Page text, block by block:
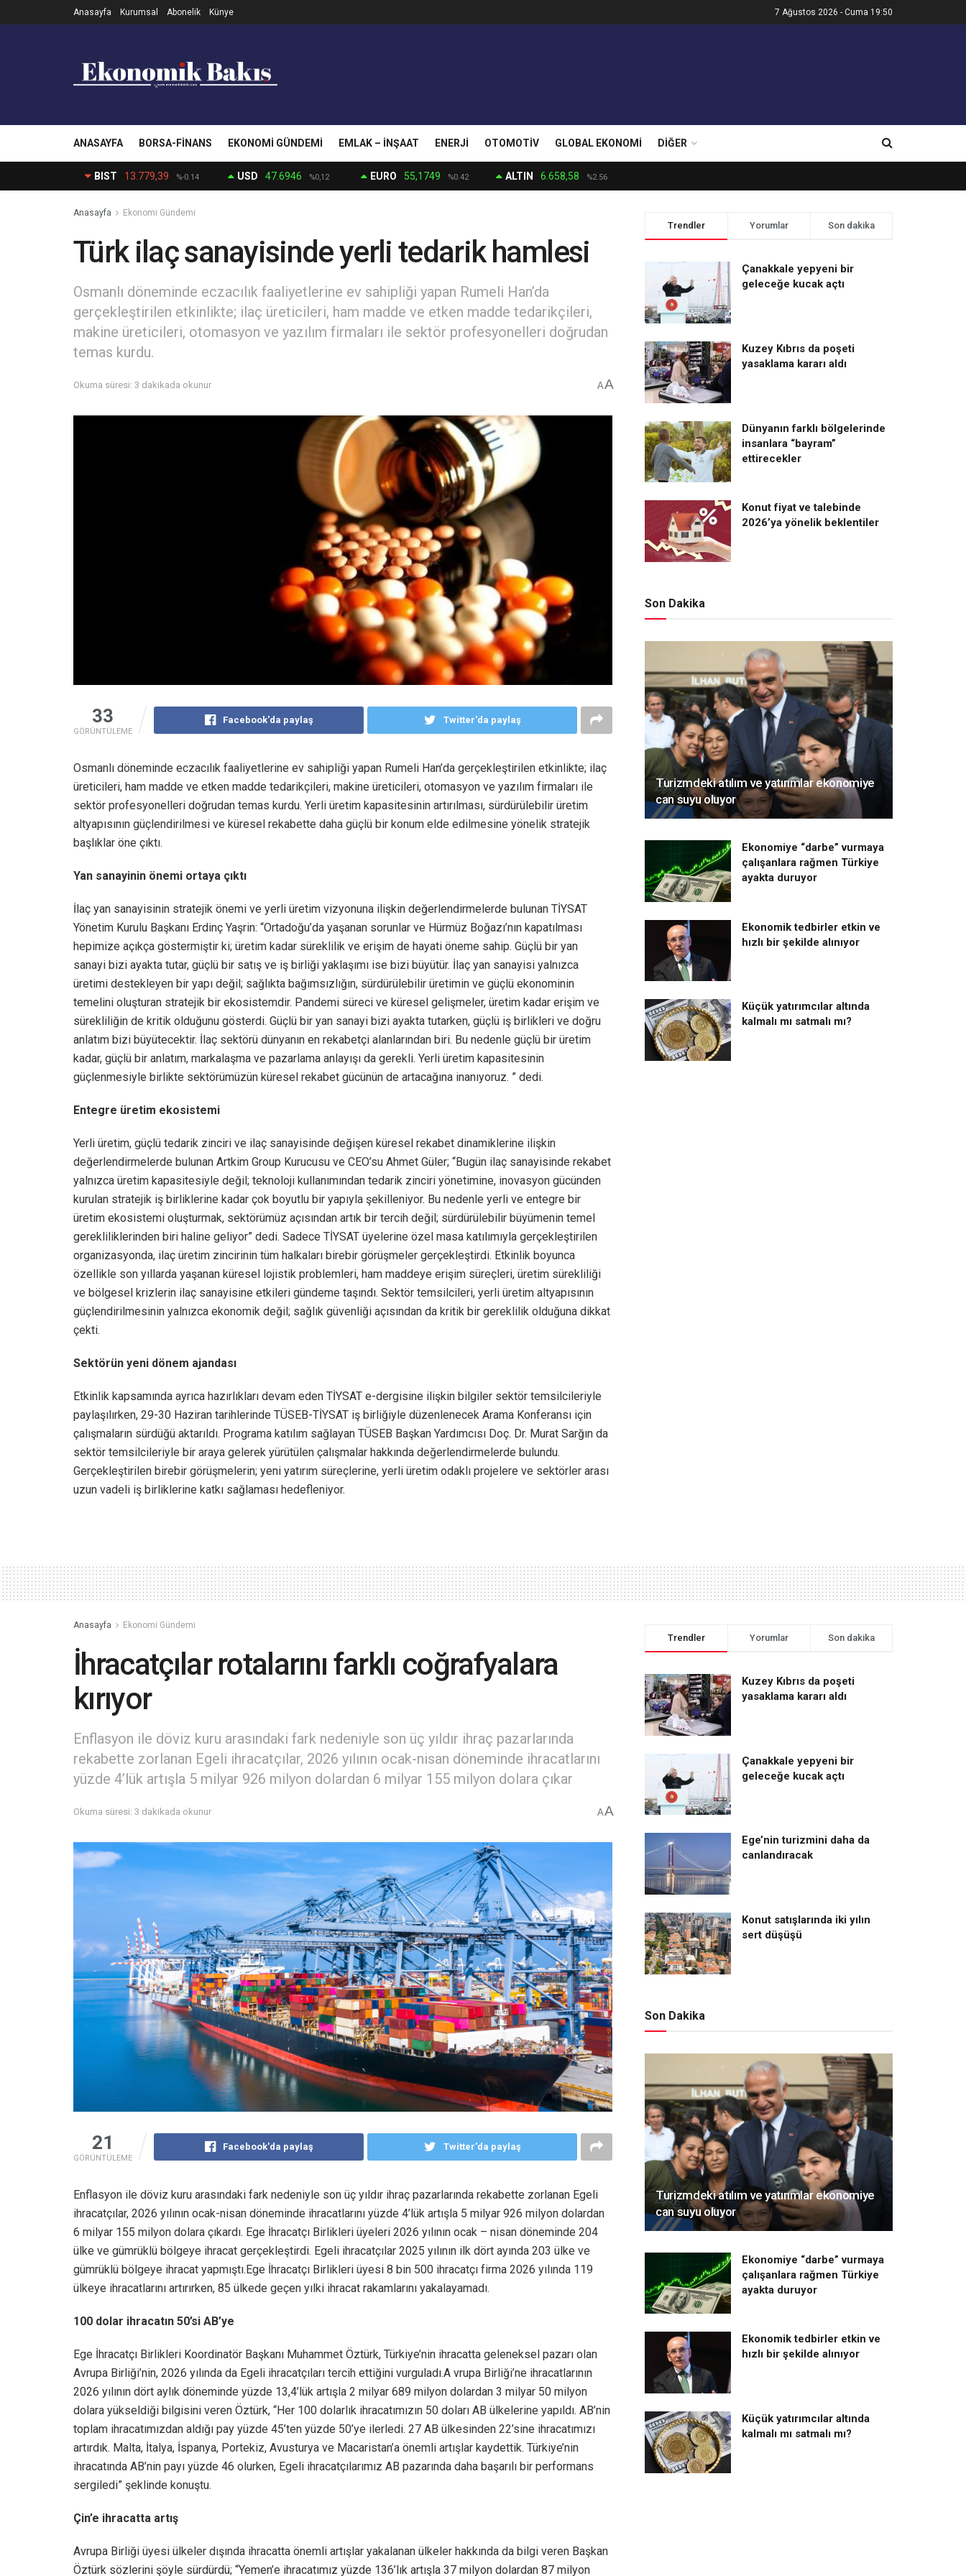
Anasayfa Kurumsal Abonelik Künye 7 Ağustos 2026 - Cuma 19:50
ANASAYFA BORSA-FINANS EKONOMI GÜNDEMI EMLAK – İNŞAAT ENERJI OTOMOTIV GLOBAL EKONOMI DIĞER
BIST 13.779,39 %-0.14 USD 47.6946 %0,12 EURO 55,1749 %0.42 ALTIN 6.658,58 %2.56
Anasayfa Ekonomi Gündemi
Türk ilaç sanayisinde yerli tedarik hamlesi
Osmanlı döneminde eczacılık faaliyetlerine ev sahipliği yapan Rumeli Han’da
gerçekleştirilen etkinlikte; ilaç üreticileri, ham madde ve etken madde tedarikçileri,
makine üreticileri, otomasyon ve yazılım firmaları ile sektör profesyonelleri doğrudan
temas kurdu.
Okuma süresi: 3 dakikada okunur AA
33
GÖRÜNTÜLEME
Facebook'da paylaş Twitter'da paylaş
Osmanlı döneminde eczacılık faaliyetlerine ev sahipliği yapan Rumeli Han’da gerçekleştirilen etkinlikte; ilaç
üreticileri, ham madde ve etken madde tedarikçileri, makine üreticileri, otomasyon ve yazılım firmaları ile
sektör profesyonelleri doğrudan temas kurdu. Yerli üretim kapasitesinin artırılması, sürdürülebilir üretim
altyapısının güçlendirilmesi ve küresel rekabette daha güçlü bir konum elde edilmesine yönelik stratejik
başlıklar öne çıktı.
Yan sanayinin önemi ortaya çıktı
İlaç yan sanayisinin stratejik önemi ve yerli üretim vizyonuna ilişkin değerlendirmelerde bulunan TİYSAT
Yönetim Kurulu Başkanı Erdinç Yaşrin: “Ortadoğu’da yaşanan sorunlar ve Hürmüz Boğazı’nın kapatılması
hepimize açıkça göstermiştir ki; üretim kadar süreklilik ve erişim de hayati öneme sahip. Güçlü bir yan
sanayi bizi ayakta tutar, güçlü bir satış ve iş birliği yaklaşımı ise bizi büyütür. İlaç yan sanayisi yalnızca
üretimi destekleyen bir yapı değil; sağlıkta bağımsızlığın, sürdürülebilir üretimin ve güçlü ekonominin
temelini oluşturan stratejik bir ekosistemdir. Pandemi süreci ve küresel gelişmeler, üretim kadar erişim ve
sürekliliğin de kritik olduğunu gösterdi. Güçlü bir yan sanayi bizi ayakta tutarken, güçlü iş birlikleri ve doğru
anlatım bizi büyütecektir. İlaç sektörü dünyanın en rekabetçi alanlarından biri. Bu nedenle güçlü bir üretim
kadar, güçlü bir anlatım, markalaşma ve pazarlama anlayışı da gerekli. Yerli üretim kapasitesinin
güçlenmesiyle birlikte sektörümüzün küresel rekabet gücünün de artacağına inanıyoruz. ” dedi.
Entegre üretim ekosistemi
Yerli üretim, güçlü tedarik zinciri ve ilaç sanayisinde değişen küresel rekabet dinamiklerine ilişkin
değerlendirmelerde bulunan Artkim Group Kurucusu ve CEO’su Ahmet Güler; “Bugün ilaç sanayisinde rekabet
yalnızca üretim kapasitesiyle değil; teknoloji kullanımından tedarik zinciri yönetimine, inovasyon gücünden
kurulan stratejik iş birliklerine kadar çok boyutlu bir yapıyla şekilleniyor. Bu nedenle yerli ve entegre bir
üretim ekosistemi oluşturmak, sektörümüz açısından artık bir tercih değil; sürdürülebilir büyümenin temel
gerekliliklerinden biri haline geliyor” dedi. Sadece TİYSAT üyelerine özel masa katılımıyla gerçekleştirilen
organizasyonda, ilaç üretim zincirinin tüm halkaları birebir görüşmeler gerçekleştirdi. Etkinlik boyunca
özellikle son yıllarda yaşanan küresel lojistik problemleri, ham maddeye erişim süreçleri, üretim sürekliliği
ve bölgesel krizlerin ilaç sanayisine etkileri gündeme taşındı. Sektör temsilcileri, yerli üretim altyapısının
güçlendirilmesinin yalnızca ekonomik değil; sağlık güvenliği açısından da kritik bir gereklilik olduğuna dikkat
çekti.
Sektörün yeni dönem ajandası
Etkinlik kapsamında ayrıca hazırlıkları devam eden TİYSAT e-dergisine ilişkin bilgiler sektör temsilcileriyle
paylaşılırken, 29-30 Haziran tarihlerinde TÜSEB-TİYSAT iş birliğiyle düzenlenecek Arama Konferansı için
çalışmaların sürdüğü aktarıldı. Programa katılım sağlayan TÜSEB Başkan Yardımcısı Doç. Dr. Murat Sarğın da
sektör temsilcileriyle bir araya gelerek yürütülen çalışmalar hakkında değerlendirmelerde bulundu.
Gerçekleştirilen birebir görüşmelerin; yeni yatırım süreçlerine, yerli üretim odaklı projelere ve sektörler arası
uzun vadeli iş birliklerine katkı sağlaması hedefleniyor.
Trendler Yorumlar Son dakika
Çanakkale yepyeni bir
geleceğe kucak açtı
Kuzey Kıbrıs da poşeti
yasaklama kararı aldı
Dünyanın farklı bölgelerinde
insanlara “bayram”
ettirecekler
Konut fiyat ve talebinde
2026’ya yönelik beklentiler
Son Dakika
Turizmdeki atılım ve yatırımlar ekonomiye
can suyu oluyor
Ekonomiye “darbe” vurmaya
çalışanlara rağmen Türkiye
ayakta duruyor
Ekonomik tedbirler etkin ve
hızlı bir şekilde alınıyor
Küçük yatırımcılar altında
kalmalı mı satmalı mı?
Anasayfa Ekonomi Gündemi
İhracatçılar rotalarını farklı coğrafyalara
kırıyor
Enflasyon ile döviz kuru arasındaki fark nedeniyle son üç yıldır ihraç pazarlarında
rekabette zorlanan Egeli ihracatçılar, 2026 yılının ocak-nisan döneminde ihracatlarını
yüzde 4’lük artışla 5 milyar 926 milyon dolardan 6 milyar 155 milyon dolara çıkar
Okuma süresi: 3 dakikada okunur AA
21
GÖRÜNTÜLEME
Facebook'da paylaş Twitter'da paylaş
Enflasyon ile döviz kuru arasındaki fark nedeniyle son üç yıldır ihraç pazarlarında rekabette zorlanan Egeli
ihracatçılar, 2026 yılının ocak-nisan döneminde ihracatlarını yüzde 4’lük artışla 5 milyar 926 milyon dolardan
6 milyar 155 milyon dolara çıkardı. Ege İhracatçı Birlikleri üyeleri 2026 yılının ocak – nisan döneminde 204
ülke ve gümrüklü bölgeye ihracat gerçekleştirdi. Egeli ihracatçılar 2025 yılının ilk dört ayında 203 ülke ve
gümrüklü bölgeye ihracat yapmıştı.Ege İhracatçı Birlikleri üyesi 8 bin 500 ihracatçı firma 2026 yılında 119
ülkeye ihracatlarını artırırken, 85 ülkede geçen yılki ihracat rakamlarını yakalayamadı.
100 dolar ihracatın 50’si AB’ye
Ege İhracatçı Birlikleri Koordinatör Başkanı Muhammet Öztürk, Türkiye’nin ihracatta geleneksel pazarı olan
Avrupa Birliği’nin, 2026 yılında da Egeli ihracatçıları tercih ettiğini vurguladı.A vrupa Birliği’ne ihracatlarının
2026 yılının dört aylık döneminde yüzde 13,4’lük artışla 2 milyar 689 milyon dolardan 3 milyar 50 milyon
dolara yükseldiği bilgisini veren Öztürk, “Her 100 dolarlık ihracatımızın 50 doları AB ülkelerine yapıldı. AB’nin
toplam ihracatımızdan aldığı pay yüzde 45’ten yüzde 50’ye ilerledi. 27 AB ülkesinden 22’sine ihracatımızı
artırdık. Malta, İtalya, İspanya, Portekiz, Avusturya ve Macaristan’a önemli artışlar kaydettik. Türkiye’nin
ihracatında AB’nin payı yüzde 46 olurken, Egeli ihracatçılarımız AB pazarında daha başarılı bir performans
sergiledi” şeklinde konuştu.
Çin’e ihracatta artış
Avrupa Birliği üyesi ülkeler dışında ihracatta önemli artışlar yakalanan ülkeler hakkında da bilgi veren Başkan
Öztürk sözlerini şöyle sürdürdü; “Yemen’e ihracatımız yüzde 136’lık artışla 37 milyon dolardan 87 milyon
Trendler Yorumlar Son dakika
Kuzey Kıbrıs da poşeti
yasaklama kararı aldı
Çanakkale yepyeni bir
geleceğe kucak açtı
Ege’nin turizmini daha da
canlandıracak
Konut satışlarında iki yılın
sert düşüşü
Son Dakika
Turizmdeki atılım ve yatırımlar ekonomiye
can suyu oluyor
Ekonomiye “darbe” vurmaya
çalışanlara rağmen Türkiye
ayakta duruyor
Ekonomik tedbirler etkin ve
hızlı bir şekilde alınıyor
Küçük yatırımcılar altında
kalmalı mı satmalı mı?